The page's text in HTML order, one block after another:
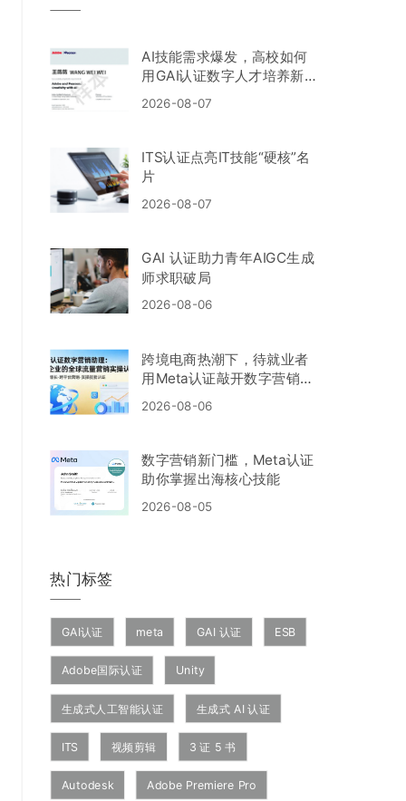
AI技能需求爆发，高校如何
用GAI认证数字人才培养新标
2026-08-07
ITS认证点亮IT技能“硬核”名
片
2026-08-07
GAI 认证助力青年AIGC生成
师求职破局
2026-08-06
跨境电商热潮下，待就业者
用Meta认证敲开数字营销大
门
2026-08-06
数字营销新门槛，Meta认证
助你掌握出海核心技能
2026-08-05
热门标签
GAI认证 meta GAI 认证 ESB
Adobe国际认证 Unity
生成式人工智能认证 生成式 AI 认证
ITS 视频剪辑 3 证 5 书
Autodesk Adobe Premiere Pro